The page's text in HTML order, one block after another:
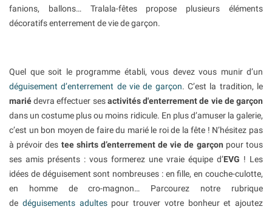
fanions, ballons… Tralala-fêtes propose plusieurs éléments
décoratifs enterrement de vie de garçon.
Quel que soit le programme établi, vous devez vous munir d’un
déguisement d’enterrement de vie de garçon. C’est la tradition, le
mariédevra effectuer sesactivités d'enterrement de vie de garçon
dans un costume plus ou moins ridicule. En plus d’amuser la galerie,
c’est un bon moyen de faire du marié le roi de la fête ! N’hésitez pas
à prévoir des tee shirts d’enterrement de vie de garçon pour tous
ses amis présents : vous formerez une vraie équipe d’EVG ! Les
idées de déguisement sont nombreuses : en fille, en couche-culotte,
en homme de cro-magnon… Parcourez notre rubrique
de déguisements adultespour trouver votre bonheur et ajoutez